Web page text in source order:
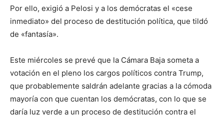
Por ello, exigió a Pelosi y a los demócratas el «cese
inmediato» del proceso de destitución política, que tildó
de «fantasía».
Este miércoles se prevé que la Cámara Baja someta a
votación en el pleno los cargos políticos contra Trump,
que probablemente saldrán adelante gracias a la cómoda
mayoría con que cuentan los demócratas, con lo que se
daría luz verde a un proceso de destitución contra el